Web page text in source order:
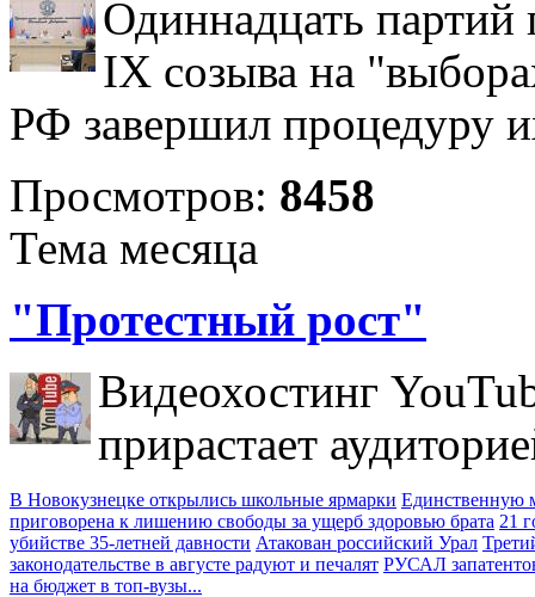
Одиннадцать партий
IX созыва на
РФ завершил процедуру
Просмотров: 8458
Тема месяца
"Протестный рост"
Видеохостинг
прирастает
В Новокузнецке открылись школьные ярмарки Единственную
приговорена к лишению свободы за ущерб здоровью брата 21
убийстве 35-летней давности Атакован российский Урал
законодательстве в августе радуют и печалят РУСАЛ
на бюджет в топ-вузы...